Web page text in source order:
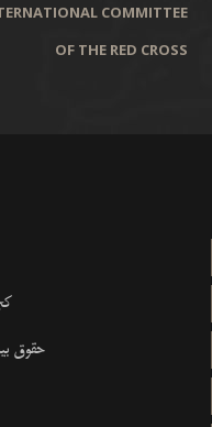
COMMITTEE
OF THE RED CROSS
حقوق